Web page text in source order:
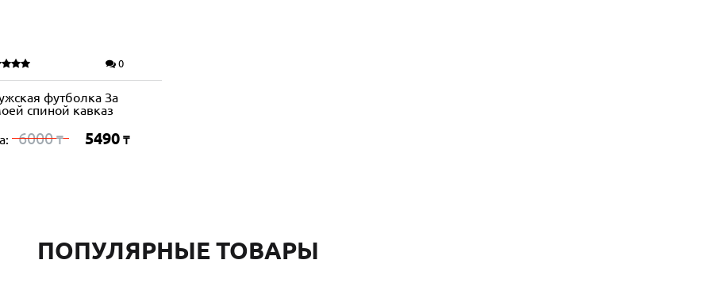
0
футболка За
спиной кавказ
6000₸ 5490 ₸
ПОПУЛЯРНЫЕ ТОВАРЫ